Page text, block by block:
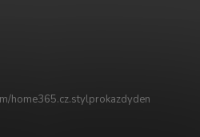
home365.cz.stylprokazdyden